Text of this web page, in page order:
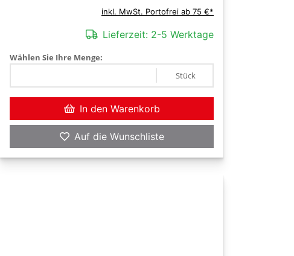
inkl. MwSt. Portofrei ab 75 €*
Lieferzeit: 2-5 Werktage
Wählen Sie Ihre Menge:
Stück
In den Warenkorb
Auf die Wunschliste